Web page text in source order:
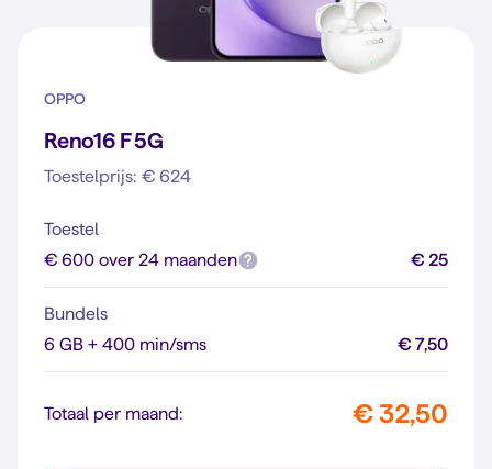
OPPO
Reno16 F 5G
Toestelprijs: € 624
Toestel
€ 600 over 24 maanden
€ 25
Bundels
6 GB + 400 min/sms
€ 7,50
Totaal per maand: € 32,50